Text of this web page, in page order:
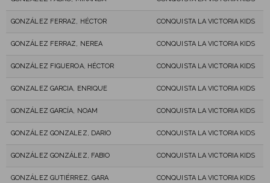
GONZÁLEZ FERRAZ, HÉCTOR CONQUISTA LA VICTORIA KIDS
GONZÁLEZ FERRAZ, NEREA CONQUISTA LA VICTORIA KIDS
GONZÁLEZ FIGUEROA, HÉCTOR CONQUISTA LA VICTORIA KIDS
GONZALEZ GARCIA, ENRIQUE CONQUISTA LA VICTORIA KIDS
GONZÁLEZ GARCÍA, NOAM CONQUISTA LA VICTORIA KIDS
GONZÁLEZ GONZALEZ, DARIO CONQUISTA LA VICTORIA KIDS
GONZÁLEZ GONZÁLEZ, FABIO CONQUISTA LA VICTORIA KIDS
GONZÁLEZ GUTIÉRREZ, GARA CONQUISTA LA VICTORIA KIDS